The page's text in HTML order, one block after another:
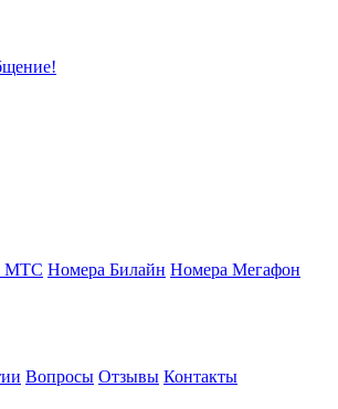
МТС Номера Билайн Номера Мегафон
Вопросы Отзывы Контакты